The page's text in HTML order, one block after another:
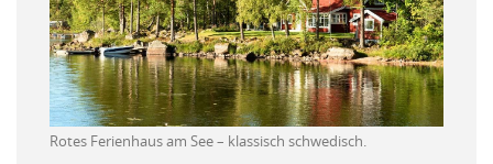
Rotes Ferienhaus am See – klassisch schwedisch.